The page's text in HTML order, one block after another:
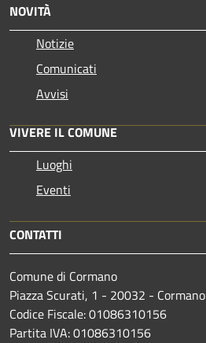
NOVITÀ
Notizie
Comunicati
Avvisi
VIVERE IL COMUNE
Luoghi
Eventi
CONTATTI
Comune di Cormano
Piazza Scurati, 1 - 20032 - Cormano
Codice Fiscale: 01086310156
Partita IVA: 01086310156